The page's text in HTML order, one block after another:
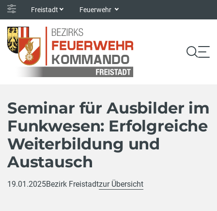
Freistadt Feuerwehr
Seminar für Ausbilder im
Funkwesen: Erfolgreiche
Weiterbildung und
Austausch
19.01.2025Bezirk Freistadtzur Übersicht